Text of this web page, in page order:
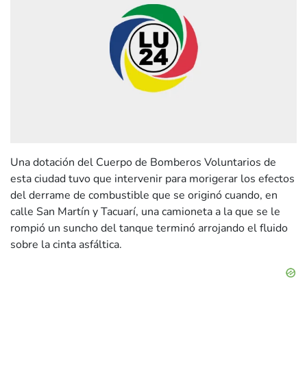
Una dotación del Cuerpo de Bomberos Voluntarios de
esta ciudad tuvo que intervenir para morigerar los efectos
del derrame de combustible que se originó cuando, en
calle San Martín y Tacuarí, una camioneta a la que se le
rompió un suncho del tanque terminó arrojando el fluido
sobre la cinta asfáltica.